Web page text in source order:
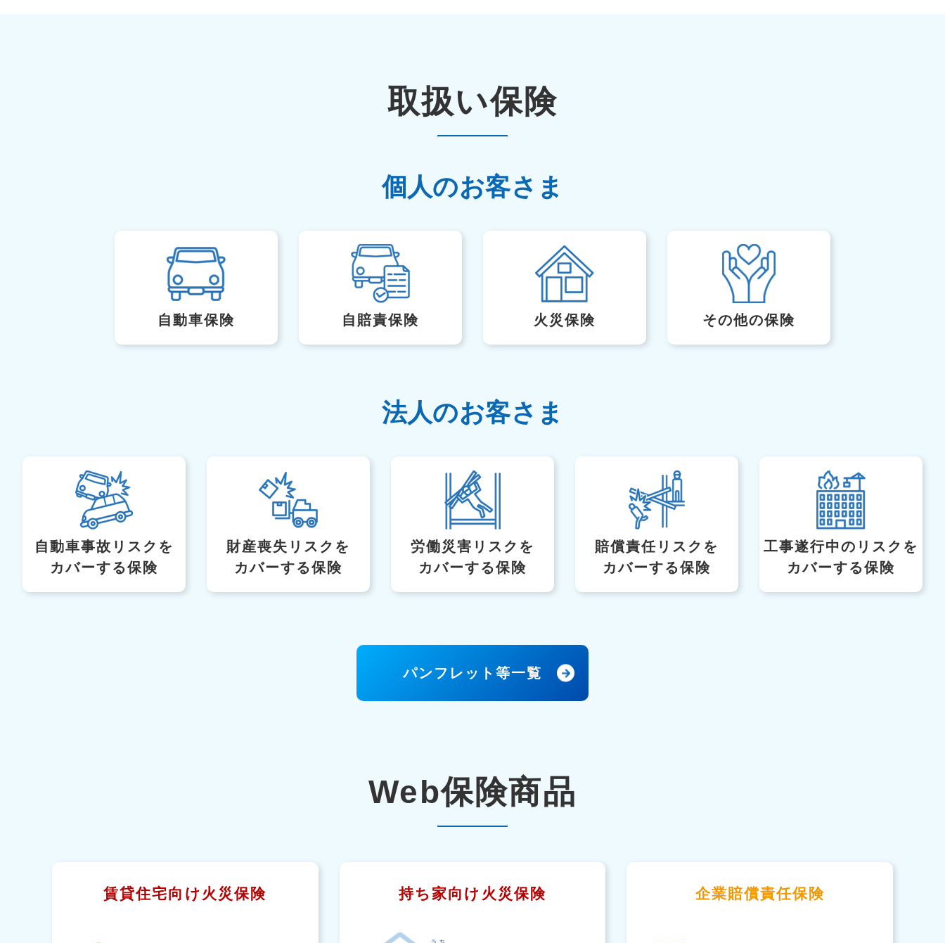
取扱い保険
個人のお客さま
自動車保険 自賠責保険 火災保険 その他の保険
法人のお客さま
自動車事故リスク を
カバーする保険
財産喪失リスク を
カバーする保険
労働災害リスクを
カバーする保険
賠償責任リスクを
カバーする保険
工事遂行中のリスク を
カバーする保険
パンフレット等一覧
Web保険商品
賃貸住宅向け火災保険 持ち家向け火災保険 企業賠償責任保険